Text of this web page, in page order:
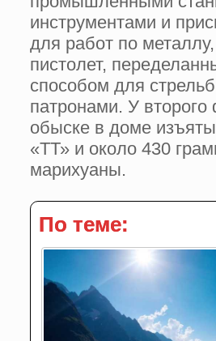
инструментами и
для работ по
пистолет,
способом для
патронами. У второго
обыске в доме
«ТТ» и около 430
марихуаны.
По теме: